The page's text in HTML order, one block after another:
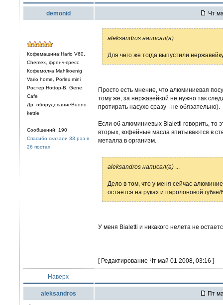
demonid Чт
Кофемашина:Hario V60,
Chemex, френч-пресс
Кофемолка:Mahlkoenig
Vario home, Porlex mini
Ростер:Hottop-B, Gene
Cafe
Др. оборудованиеBuono
kettle
Сообщений: 190
Спасибо сказали 33 раз в
26 постах
aleksandros написал(а)
Для чего же тогда выпустили
Просто есть мнение, что алюминиевая
тому же, за нержавейкой не нужно так
протирать насухо сразу - не обязательно).
Если об алюминиевых Bialetti говорить, то
вторых, кофейные масла впитываются в
металла в организм.
aleksandros написал(а)
Дело в том, что у меня сейчас
остаётся на руках и паролоновой
У меня Bialetti и никакого нелета не
[ Редактирование Чт май 01 2008, 03:16 ]
Наверх
aleksandros Пт